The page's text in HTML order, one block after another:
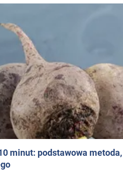
minut: podstawowa